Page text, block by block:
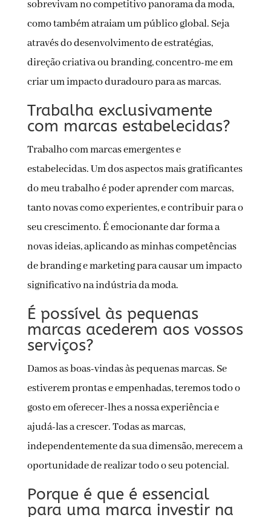
sobrevivam no competitivo panorama da moda,
como também atraiam um público global. Seja
através do desenvolvimento de estratégias,
direção criativa ou branding, concentro-me em
criar um impacto duradouro para as marcas.
Trabalha exclusivamente
com marcas estabelecidas?
Trabalho com marcas emergentes e
estabelecidas. Um dos aspectos mais gratificantes
do meu trabalho é poder aprender com marcas,
tanto novas como experientes, e contribuir para o
seu crescimento. É emocionante dar forma a
novas ideias, aplicando as minhas competências
de branding e marketing para causar um impacto
significativo na indústria da moda.
É possível às pequenas
marcas acederem aos vossos
serviços?
Damos as boas-vindas às pequenas marcas. Se
estiverem prontas e empenhadas, teremos todo o
gosto em oferecer-lhes a nossa experiência e
ajudá-las a crescer. Todas as marcas,
independentemente da sua dimensão, merecem a
oportunidade de realizar todo o seu potencial.
Porque é que é essencial
para uma marca investir na